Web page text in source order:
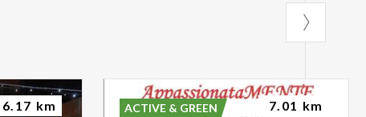
6.17 km ACTIVE & GREEN 7.01 km